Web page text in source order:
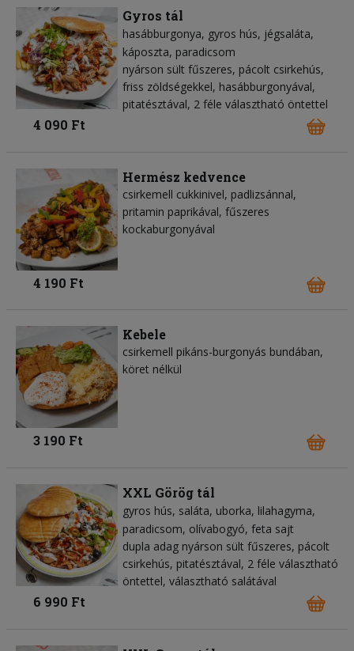
Gyros tál
hasábburgonya gyros hús jégsaláta
káposzta paradicsom
nyárson sült fűszeres, pácolt csirkehús,
friss zöldségekkel, hasábburgonyával,
pitatésztával, 2 féle választható öntettel
4 090 Ft
Hermész kedvence
csirkemell cukkinivel, padlizsánnal,
pritamin paprikával, fűszeres
kockaburgonyával
4 190 Ft
Kebele
csirkemell pikáns-burgonyás bundában,
köret nélkül
3 190 Ft
XXL Görög tál
gyros hús saláta uborka lilahagyma
paradicsom olívabogyó feta sajt
dupla adag nyárson sült fűszeres, pácolt
csirkehús, pitatésztával, 2 féle választható
öntettel, választható salátával
6 990 Ft